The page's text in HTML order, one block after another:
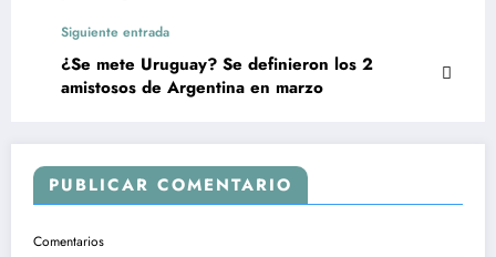
Siguiente entrada
¿Se mete Uruguay? Se definieron los 2
amistosos de Argentina en marzo
PUBLICAR COMENTARIO
Comentarios